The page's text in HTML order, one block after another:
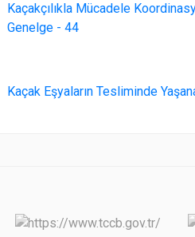
Kaçakçılıkla Mücadele
Genelge - 44
Kaçak Eşyaların Tesliminde